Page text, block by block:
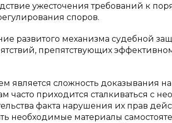
ужесточения требований к
споров.
развитого механизма судебной
препятствующих
является сложность доказывания
часто приходится сталкиваться с
факта нарушения их прав
необходимые материалы